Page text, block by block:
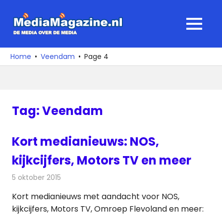
naar
media
over
MENU
Home Veendam Page 4
Tag:Veendam
Kort medianieuws: NOS,
kijkcijfers, Motors TV en meer
5 oktober 2015
Kort medianieuws met aandacht voor NOS,
kijkcijfers, Motors TV, Omroep Flevoland en meer: